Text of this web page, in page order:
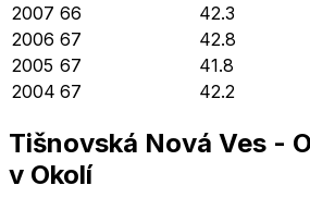
2007 66
42.3
2006 67
42.8
2005 67
41.8
2004 67 42.2
Tišnovská Nová Ves -
v Okolí